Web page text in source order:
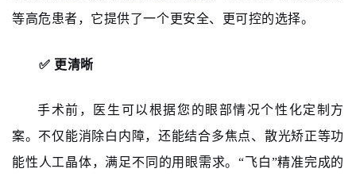
等高危患者，它提供了一个更安全、更可控的选择。
✅ 更清晰
手术前，医生可以根据您的眼部情况个性化定制方
案。不仅能消除白内障，还能结合多焦点、散光矫正等功
能性人工晶体，满足不同的用眼需求。“飞白”精准完成的